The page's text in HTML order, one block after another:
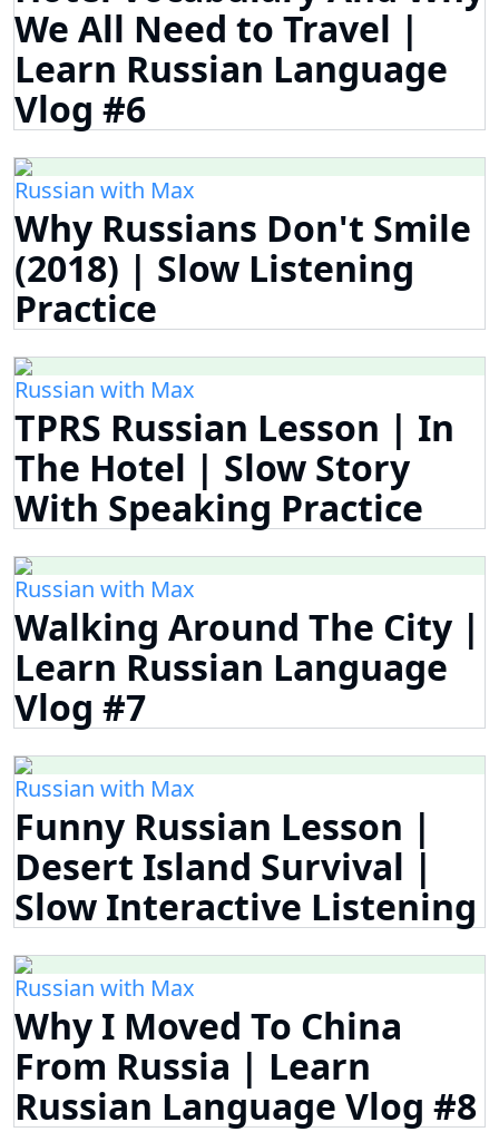
We All Need to Travel |
Learn Russian Language
Vlog #6
Russian with Max
Why Russians Don't Smile
(2018) | Slow Listening
Practice
Russian with Max
TPRS Russian Lesson | In
The Hotel | Slow Story
With Speaking Practice
Russian with Max
Walking Around The City |
Learn Russian Language
Vlog #7
Russian with Max
Funny Russian Lesson |
Desert Island Survival |
Slow Interactive Listening
Russian with Max
Why I Moved To China
From Russia | Learn
Russian Language Vlog #8